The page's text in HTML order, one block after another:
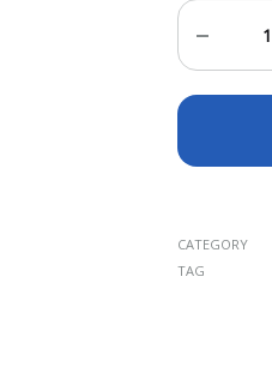
Quantity
CATEGORY
TAG